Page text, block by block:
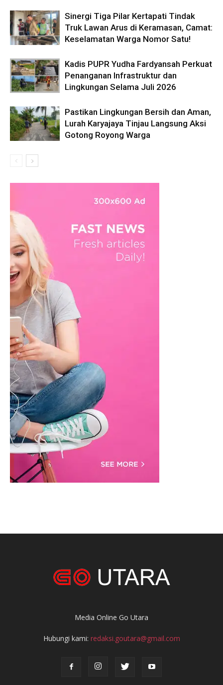
Sinergi Tiga Pilar Kertapati Tindak
Truk Lawan Arus di Keramasan, Camat:
Keselamatan Warga Nomor Satu!
Kadis PUPR Yudha Fardyansah Perkuat
Penanganan Infrastruktur dan
Lingkungan Selama Juli 2026
Pastikan Lingkungan Bersih dan Aman,
Lurah Karyajaya Tinjau Langsung Aksi
Gotong Royong Warga
Media Online Go Utara
Hubungi kami: redaksi.goutara@gmail.com